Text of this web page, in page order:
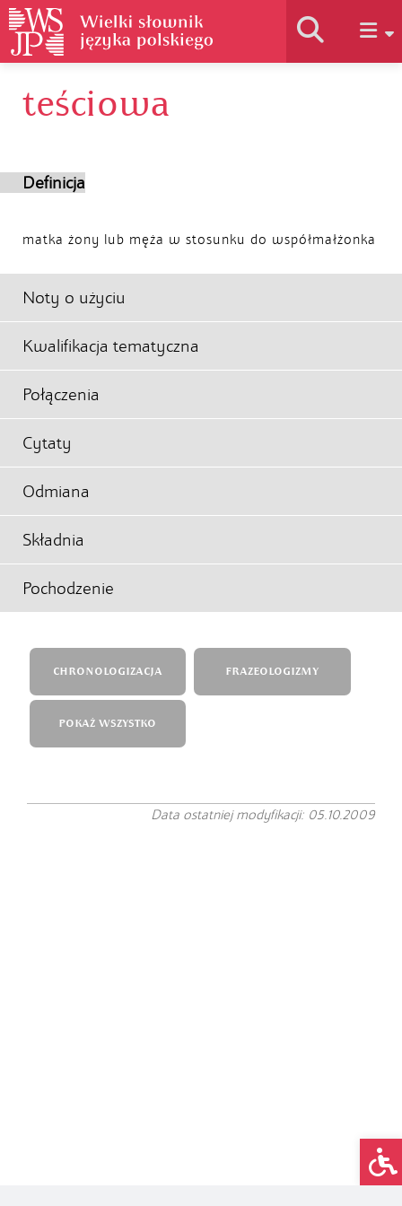
Historia słownika
teściowa
Definicja
matka żony lub męża w stosunku do współmałżonka
Noty o użyciu
Kwalifikacja tematyczna
Połączenia
Cytaty
Odmiana
Składnia
Pochodzenie
CHRONOLOGIZACJA FRAZEOLOGIZMY
POKAŻ WSZYSTKO
Data ostatniej modyfikacji: 05.10.2009